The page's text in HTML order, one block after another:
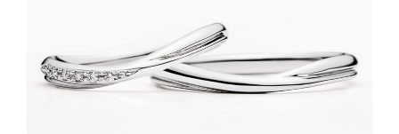
よくあるご質問|会社概要|採用情報
お問い合わせ|プライバシーポリシー